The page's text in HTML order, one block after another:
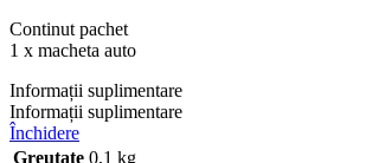
Continut pachet
1 x macheta auto
Informații suplimentare
Informații suplimentare
Închidere
Greutate 0,1 kg